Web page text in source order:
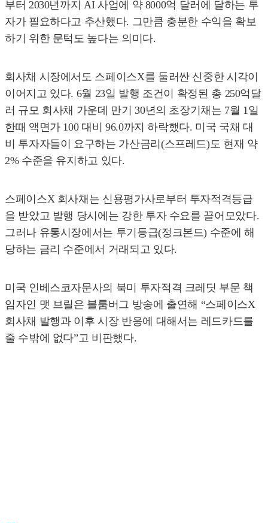
부터 2030년까지 AI 사업에 약 8000억 달러에 달하는 투
자가 필요하다고 추산했다. 그만큼 충분한 수익을 확보
하기 위한 문턱도 높다는 의미다.
회사채 시장에서도 스페이스X를 둘러싼 신중한 시각이
이어지고 있다. 6월 23일 발행 조건이 확정된 총 250억달
러 규모 회사채 가운데 만기 30년의 초장기채는 7월 1일
한때 액면가 100 대비 96.0까지 하락했다. 미국 국채 대
비 투자자들이 요구하는 가산금리(스프레드)도 현재 약
2% 수준을 유지하고 있다.
스페이스X 회사채는 신용평가사로부터 투자적격등급
을 받았고 발행 당시에는 강한 투자 수요를 끌어모았다.
그러나 유통시장에서는 투기등급(정크본드) 수준에 해
당하는 금리 수준에서 거래되고 있다.
미국 인베스코자문사의 북미 투자적격 크레딧 부문 책
임자인 맷 브릴은 블룸버그 방송에 출연해 “스페이스X
회사채 발행과 이후 시장 반응에 대해서는 레드카드를
줄 수밖에 없다”고 비판했다.